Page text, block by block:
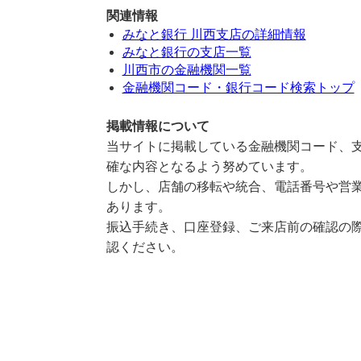
関連情報
みなと銀行 川西支店の詳細情報
みなと銀行の支店一覧
川西市の金融機関一覧
金融機関コード・銀行コード検索トップ
掲載情報について
当サイトに掲載している金融機関コード、
確な内容となるよう努めています。
しかし、店舗の移転や統合、電話番号や営
あります。
振込手続き、口座登録、ご来店前の確認の
認ください。